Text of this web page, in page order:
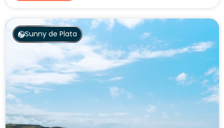
Sunny de Plata